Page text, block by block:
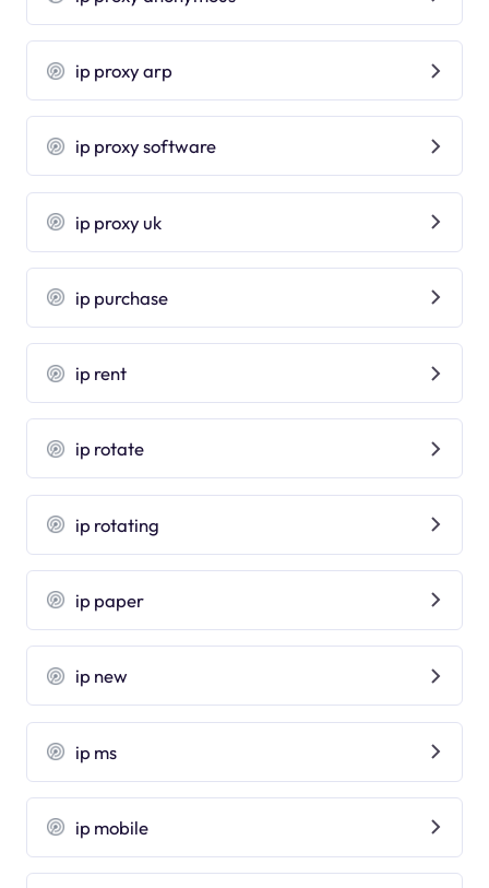
ip proxy arp
ip proxy software
ip proxy uk
ip purchase
ip rent
ip rotate
ip rotating
ip paper
ip new
ip ms
ip mobile